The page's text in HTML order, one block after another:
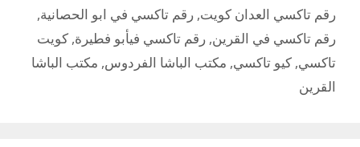
رقم تاكسي العدان كويت, رقم تاكسي في ابو الحصانية,
رقم تاكسي في القرين, رقم تاكسي فيأبو فطيرة, كويت
تاكسي, كيو تاكسي, مكتب الباشا الفردوس, مكتب الباشا
القرين